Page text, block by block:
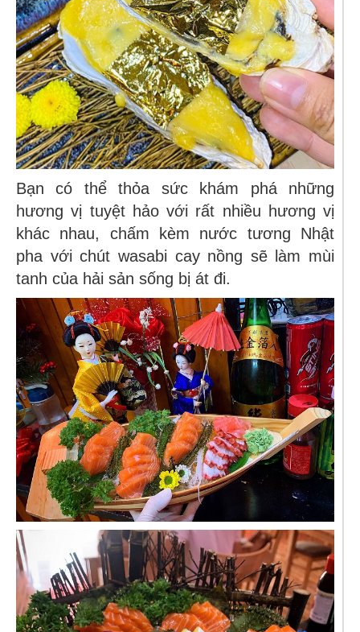
Bạn có thể thỏa sức khám phá những
hương vị tuyệt hảo với rất nhiều hương vị
khác nhau, chấm kèm nước tương Nhật
pha với chút wasabi cay nồng sẽ làm mùi
tanh của hải sản sống bị át đi.